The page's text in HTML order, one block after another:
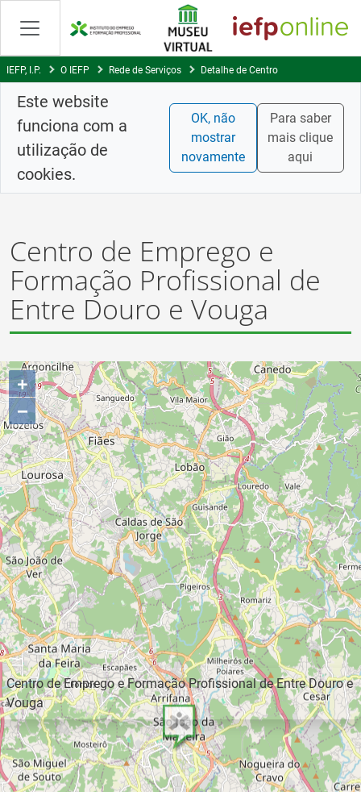
Skip
Content
IEFP, I.P. O IEFP Rede de Serviços Detalhe de Centro
Este website
funciona com a
utilização de
cookies.
OK, não
mostrar
novamente
Para saber
mais clique
aqui
Centro de Emprego e
Formação Profissional de
Entre Douro e Vouga
Centro de Emprego e Formação Profissional de Entre Douro e
Vouga
+
−